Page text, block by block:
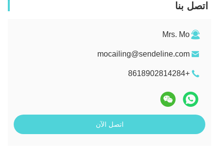
اتصل بنا
Mrs. Mo
mocailing@sendeline.com
+8618902814284
اتصل الآن